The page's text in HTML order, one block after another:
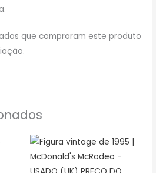
que compraram este produto